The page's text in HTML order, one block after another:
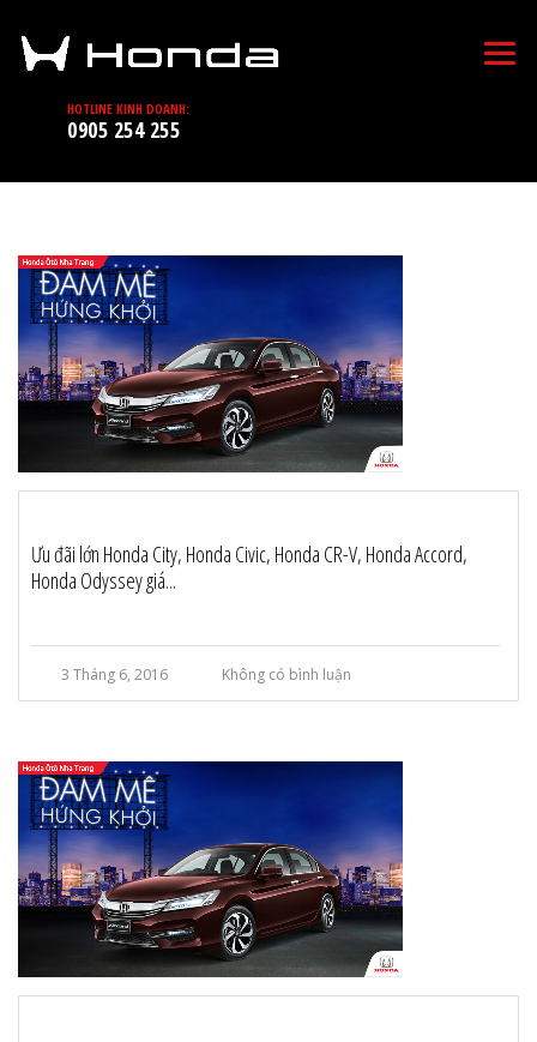
HOTLINE KINH DOANH:
0905 254 255
Ưu đãi lớn Honda City, Honda Civic, Honda CR-V, Honda Accord,
Honda Odyssey giá...
3 Tháng 6, 2016 Không có bình luận